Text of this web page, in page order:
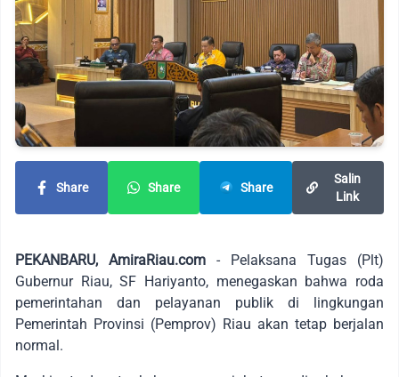
Share Share Share
Salin
Link
PEKANBARU, AmiraRiau.com - Pelaksana Tugas (Plt)
Gubernur Riau, SF Hariyanto, menegaskan bahwa roda
pemerintahan dan pelayanan publik di lingkungan
Pemerintah Provinsi (Pemprov) Riau akan tetap berjalan
normal.